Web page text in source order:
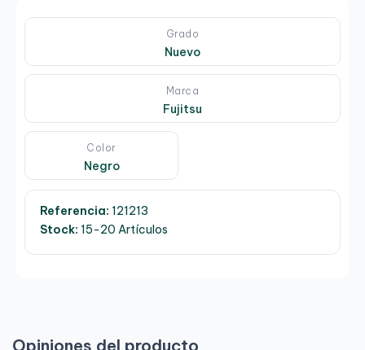
Grado
Nuevo
Marca
Fujitsu
Color
Negro
Referencia: 121213
Stock: 15-20 Artículos
Opiniones del producto